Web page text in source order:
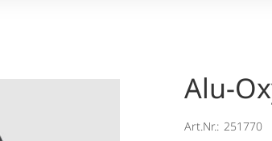
Alu-
Art.Nr.: 251770